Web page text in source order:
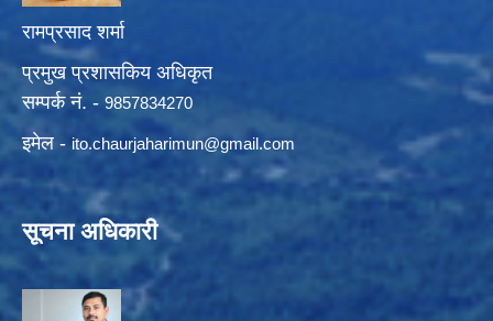
रामप्रसाद शर्मा
प्रमुख प्रशासकिय अधिकृत
सम्पर्क नं. - 9857834270
इमेल - ito.chaurjaharimun@gmail.com
सूचना अधिकारी